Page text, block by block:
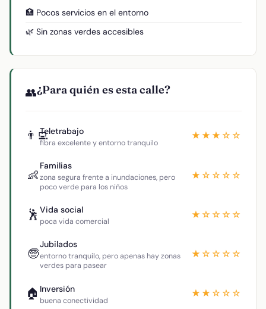
🏥 Pocos servicios en el entorno
🌿 Sin zonas verdes accesibles
👥¿Para quién es esta calle?
👨‍💻Teletrabajo
fibra excelente y entorno tranquilo
★★★☆☆
👶
Familias
zona segura frente a inundaciones, pero
poco verde para los niños
★☆☆☆☆
🕺 Vida social
poca vida comercial
★☆☆☆☆
🧓
Jubilados
entorno tranquilo, pero apenas hay zonas
verdes para pasear
★☆☆☆☆
🏠 Inversión
buena conectividad
★★☆☆☆